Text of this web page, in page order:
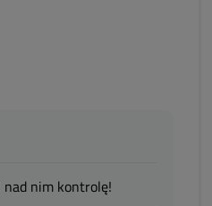
nad nim kontrolę!